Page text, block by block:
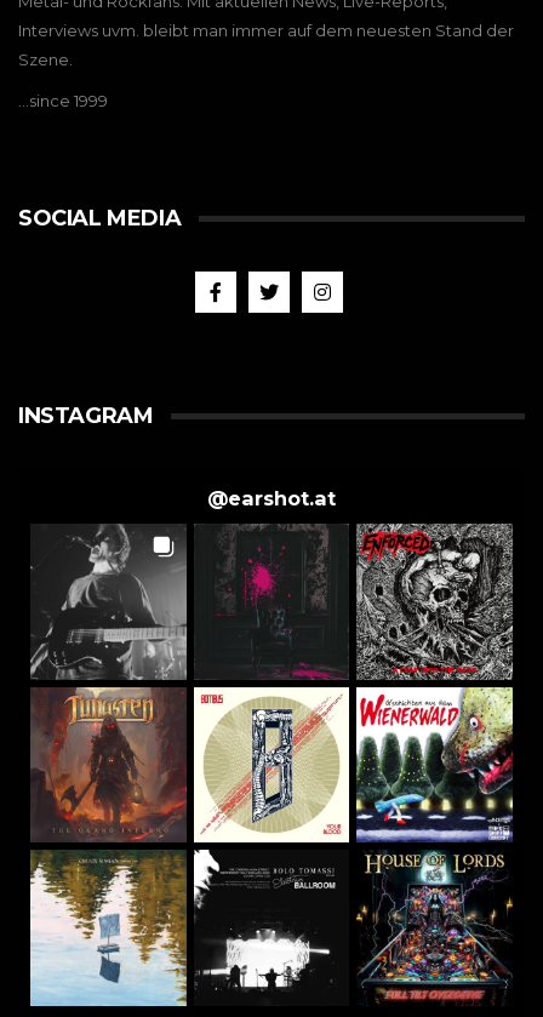
Interviews uvm. bleibt man immer auf dem neuesten Stand der
Szene.
…since 1999
SOCIAL MEDIA
INSTAGRAM
@earshot.at